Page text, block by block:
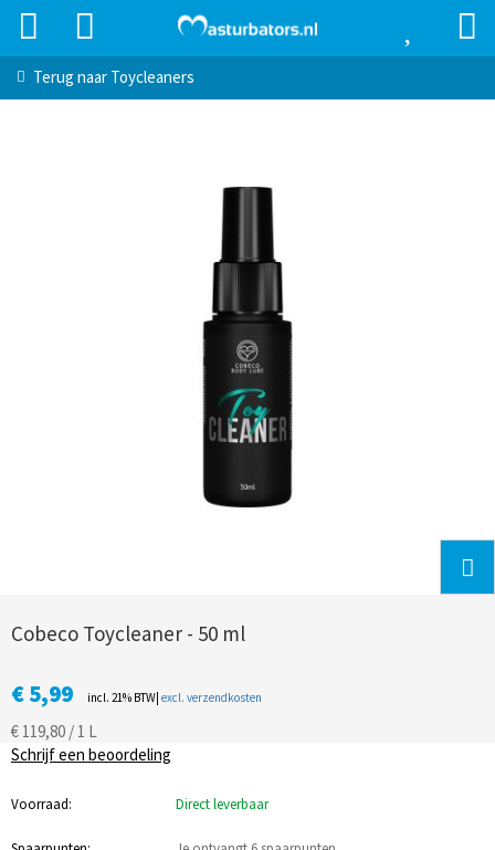
Terug naar Toycleaners
Cobeco Toycleaner - 50 ml
€ 5,99 incl. 21% BTW| excl. verzendkosten
€ 119,80 / 1 L
Schrijf een beoordeling
Voorraad: Direct leverbaar